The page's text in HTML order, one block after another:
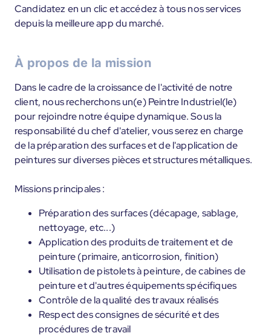
Candidatez en un clic et accédez à tous nos services
depuis la meilleure app du marché.
À propos de la mission
Dans le cadre de la croissance de l'activité de notre
client, nous recherchons un(e) Peintre Industriel(le)
pour rejoindre notre équipe dynamique. Sous la
responsabilité du chef d'atelier, vous serez en charge
de la préparation des surfaces et de l'application de
peintures sur diverses pièces et structures métalliques.
Missions principales :
Préparation des surfaces (décapage, sablage,
nettoyage, etc...)
Application des produits de traitement et de
peinture (primaire, anticorrosion, finition)
Utilisation de pistolets à peinture, de cabines de
peinture et d'autres équipements spécifiques
Contrôle de la qualité des travaux réalisés
Respect des consignes de sécurité et des
procédures de travail